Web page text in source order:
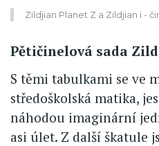
Zildjian Planet Z a Zildjian i -
Pětičinelová sada
S těmi tabulkami se ve
středoškolská matika,
náhodou imaginární
asi úlet. Z další škatule